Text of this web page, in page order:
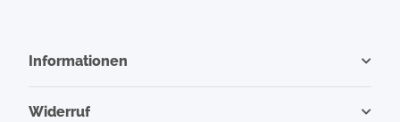
Informationen
Widerruf